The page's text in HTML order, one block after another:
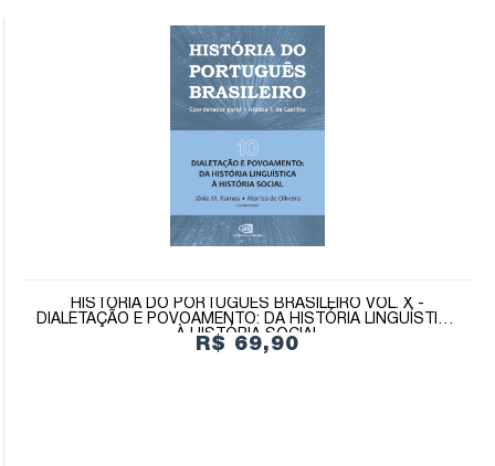
HISTÓRIA DO PORTUGUÊS BRASILEIRO VOL. X -
DIALETAÇÃO E POVOAMENTO: DA HISTÓRIA LINGUÍSTICA
À HISTÓRIA SOCIAL
R$ 69,90